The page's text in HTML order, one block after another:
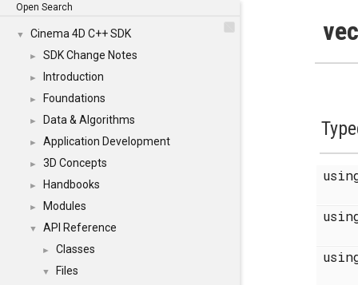
Open Search
▼ Cinema 4D C++ SDK
► SDK Change Notes
► Introduction
► Foundations
► Data & Algorithms
► Application Development
► 3D Concepts
► Handbooks
► Modules
▼ API Reference
► Classes
▼ Files